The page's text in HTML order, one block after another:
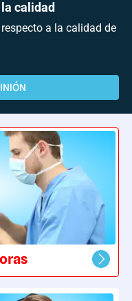
calidad
a la calidad de